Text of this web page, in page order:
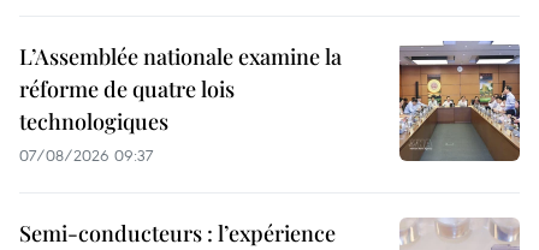
L’Assemblée nationale examine la
réforme de quatre lois
technologiques
07/08/2026 09:37
Semi-conducteurs : l’expérience